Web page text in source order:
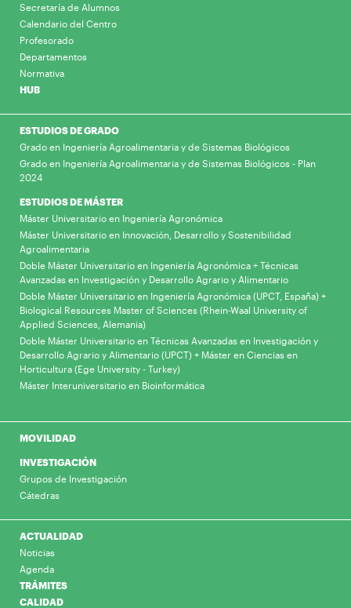
Secretaría de Alumnos
Calendario del Centro
Profesorado
Departamentos
Normativa
HUB
ESTUDIOS DE GRADO
Grado en Ingeniería Agroalimentaria y de Sistemas Biológicos
Grado en Ingeniería Agroalimentaria y de Sistemas Biológicos - Plan
2024
ESTUDIOS DE MÁSTER
Máster Universitario en Ingeniería Agronómica
Máster Universitario en Innovación, Desarrollo y Sostenibilidad
Agroalimentaria
Doble Máster Universitario en Ingeniería Agronómica + Técnicas
Avanzadas en Investigación y Desarrollo Agrario y Alimentario
Doble Máster Universitario en Ingeniería Agronómica (UPCT, España) +
Biological Resources Master of Sciences (Rhein-Waal University of
Applied Sciences, Alemania)
Doble Máster Universitario en Técnicas Avanzadas en Investigación y
Desarrollo Agrario y Alimentario (UPCT) + Máster en Ciencias en
Horticultura (Ege University - Turkey)
Máster Interuniversitario en Bioinformática
MOVILIDAD
INVESTIGACIÓN
Grupos de Investigación
Cátedras
ACTUALIDAD
Noticias
Agenda
TRÁMITES
CALIDAD